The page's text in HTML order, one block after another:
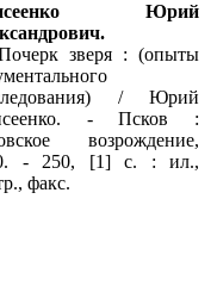
Юрий
зверя : (опыты
/ Юрий
- Псков :
возрождение,
- 250, [1] с. : ил.,
факс.